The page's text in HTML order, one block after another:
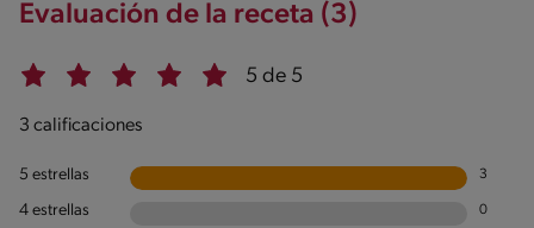
Evaluación de la receta (3)
5 de 5
3 calificaciones
5 estrellas 3
4 estrellas 0